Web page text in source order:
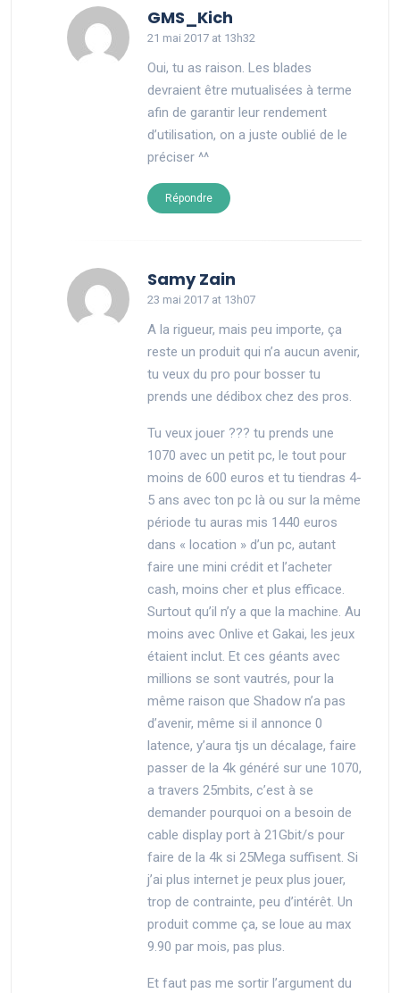
GMS_Kich
21 mai 2017 at 13h32
Oui, tu as raison. Les blades
devraient être mutualisées à terme
afin de garantir leur rendement
d’utilisation, on a juste oublié de le
préciser ^^
Répondre
Samy Zain
23 mai 2017 at 13h07
A la rigueur, mais peu importe, ça
reste un produit qui n’a aucun avenir,
tu veux du pro pour bosser tu
prends une dédibox chez des pros.
Tu veux jouer ??? tu prends une
1070 avec un petit pc, le tout pour
moins de 600 euros et tu tiendras 4-
5 ans avec ton pc là ou sur la même
période tu auras mis 1440 euros
dans « location » d’un pc, autant
faire une mini crédit et l’acheter
cash, moins cher et plus efficace.
Surtout qu’il n’y a que la machine. Au
moins avec Onlive et Gakai, les jeux
étaient inclut. Et ces géants avec
millions se sont vautrés, pour la
même raison que Shadow n’a pas
d’avenir, même si il annonce 0
latence, y’aura tjs un décalage, faire
passer de la 4k généré sur une 1070,
a travers 25mbits, c’est à se
demander pourquoi on a besoin de
cable display port à 21Gbit/s pour
faire de la 4k si 25Mega suffisent. Si
j’ai plus internet je peux plus jouer,
trop de contrainte, peu d’intérêt. Un
produit comme ça, se loue au max
9.90 par mois, pas plus.
Et faut pas me sortir l’argument du